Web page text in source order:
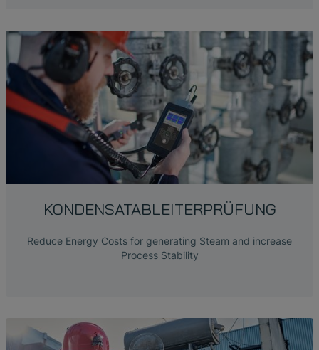
KONDENSATABLEITER­PRÜFUNG
Reduce Energy Costs for generating Steam and increase
Process Stability